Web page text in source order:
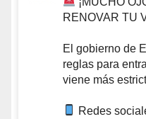
RENOVAR TU
El gobierno de
reglas para
viene más
Redes